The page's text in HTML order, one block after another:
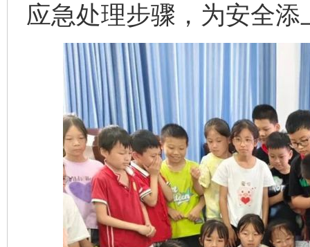
应急处理步骤，为安全添